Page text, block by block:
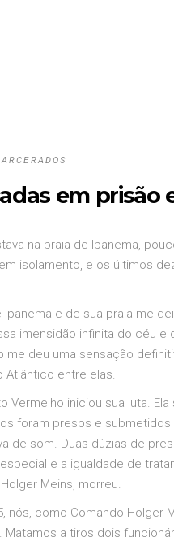
em prisão
na praia de Ipanema,
isolamento, e os últimos
e de sua praia me
imensidão infinita do céu
me deu uma sensação
Atlântico entre elas.
Vermelho iniciou sua luta.
foram presos e
de som. Duas dúzias de
e a igualdade de
Meins, morreu.
nós, como Comando Holger
a tiros dois